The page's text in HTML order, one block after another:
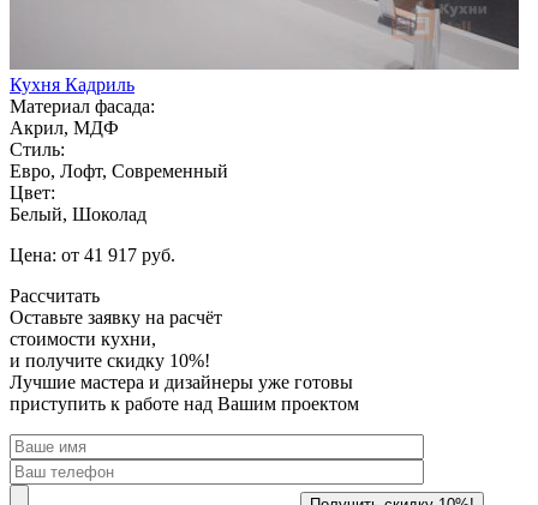
Кухня Кадриль
Материал фасада:
Акрил, МДФ
Стиль:
Евро, Лофт, Современный
Цвет:
Белый, Шоколад
Цена: от 41 917 руб.
Рассчитать
Оставьте заявку на расчёт
стоимости кухни,
и получите скидку 10%!
Лучшие мастера и дизайнеры уже готовы
приступить к работе над Вашим проектом